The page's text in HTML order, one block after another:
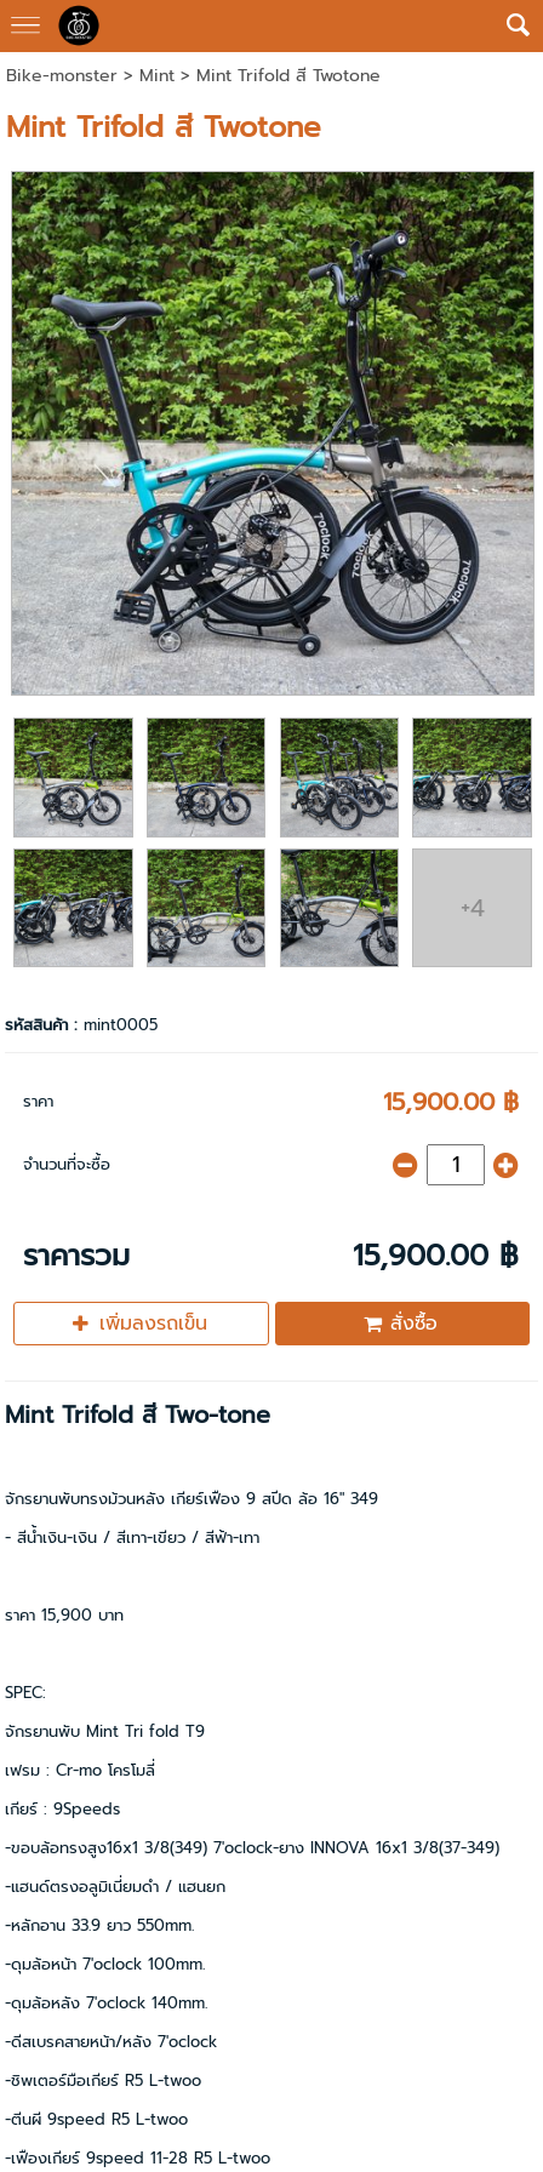
Bike-monster> Mint> Mint Trifold สี Twotone
Mint Trifold สี Twotone
+4
รหัสสินค้า :mint0005
ราคา 15,900.00 ฿
จำนวนที่จะซื้อ
ราคารวม 15,900.00 ฿
เพิ่มลงรถเข็น สั่งซื้อ
Mint Trifold สี Two-tone
จักรยานพับทรงม้วนหลัง เกียร์เฟือง 9 สปีด ล้อ 16" 349
- สีน้ำเงิน-เงิน / สีเทา-เขียว / สีฟ้า-เทา
ราคา 15,900 บาท
SPEC:
จักรยานพับ Mint Tri fold T9
เฟรม : Cr-mo โครโมลี่
เกียร์ : 9Speeds
-ขอบล้อทรงสูง16x1 3/8(349) 7'oclock-ยาง INNOVA 16x1 3/8(37-349)
-แฮนด์ตรงอลูมิเนี่ยมดำ / แฮนยก
-หลักอาน 33.9 ยาว 550mm.
-ดุมล้อหน้า 7'oclock 100mm.
-ดุมล้อหลัง 7'oclock 140mm.
-ดีสเบรคสายหน้า/หลัง 7'oclock
-ชิพเตอร์มือเกียร์ R5 L-twoo
-ตีนผี 9speed R5 L-twoo
-เฟืองเกียร์ 9speed 11-28 R5 L-twoo